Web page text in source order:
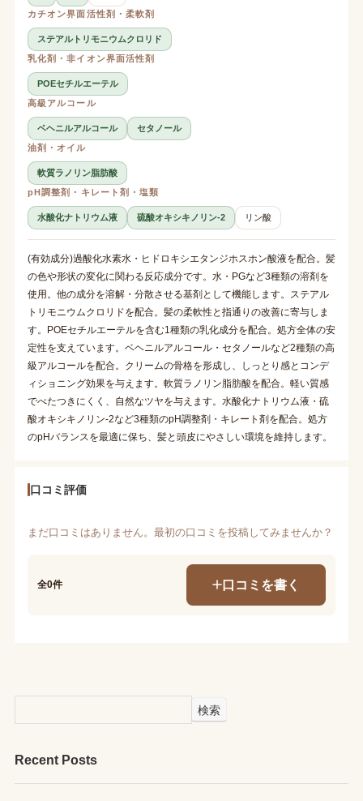
カチオン界面活性剤・柔軟剤
ステアルトリモニウムクロリド
乳化剤・非イオン界面活性剤
POEセチルエーテル
高級アルコール
ベヘニルアルコール
セタノール
油剤・オイル
軟質ラノリン脂肪酸
pH調整剤・キレート剤・塩類
水酸化ナトリウム液 硫酸オキシキノリン-2 リン酸
(有効成分)過酸化水素水・ヒドロキシエタンジホスホン酸液を配合。髪
の色や形状の変化に関わる反応成分です。水・PGなど3種類の溶剤を
使用。他の成分を溶解・分散させる基剤として機能します。ステアル
トリモニウムクロリドを配合。髪の柔軟性と指通りの改善に寄与しま
す。POEセチルエーテルを含む1種類の乳化成分を配合。処方全体の安
定性を支えています。ベヘニルアルコール・セタノールなど2種類の高
級アルコールを配合。クリームの骨格を形成し、しっとり感とコンデ
ィショニング効果を与えます。軟質ラノリン脂肪酸を配合。軽い質感
でべたつきにくく、自然なツヤを与えます。水酸化ナトリウム液・硫
酸オキシキノリン-2など3種類のpH調整剤・キレート剤を配合。処方
のpHバランスを最適に保ち、髪と頭皮にやさしい環境を維持します。
口コミ評価
まだ口コミはありません。最初の口コミを投稿してみませんか？
全0件 口コミを書く
検索
Recent Posts